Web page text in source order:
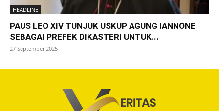
HEADLINE
PAUS LEO XIV TUNJUK USKUP AGUNG IANNONE
SEBAGAI PREFEK DIKASTERI UNTUK...
27 September 2025